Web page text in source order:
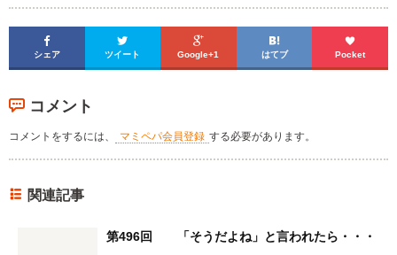

シェア

ツイート

Google+1

はてブ

Pocket
コメント
コメントをするには、 マミペパ会員登録 する必要があります。
関連記事
第496回 「そうだよね」と言われたら・・・